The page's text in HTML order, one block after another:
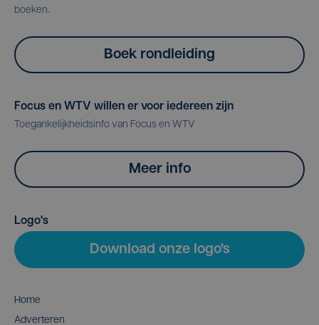
boeken.
Boek rondleiding
Focus en WTV willen er voor iedereen zijn
Toegankelijkheidsinfo van Focus en WTV
Meer info
Logo's
Download onze logo's
Home
Adverteren